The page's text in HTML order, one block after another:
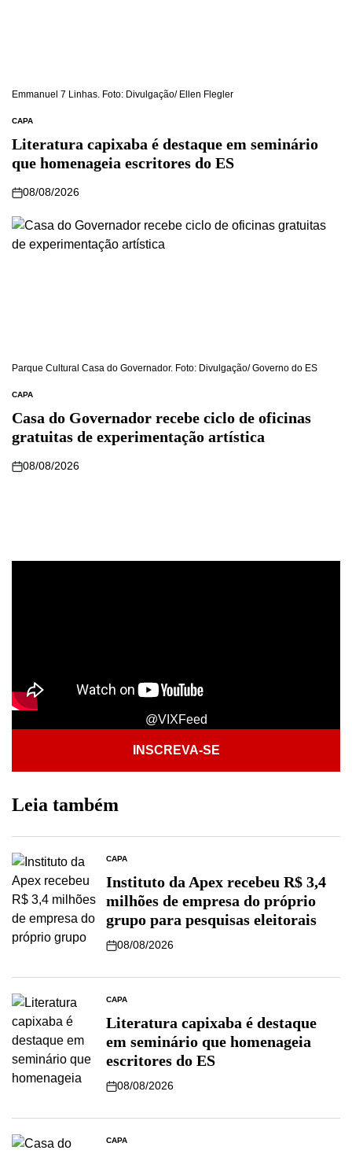
Emmanuel 7 Linhas. Foto: Divulgação/ Ellen Flegler
CAPA
Literatura capixaba é destaque em seminário
que homenageia escritores do ES
08/08/2026
Parque Cultural Casa do Governador. Foto: Divulgação/ Governo do ES
CAPA
Casa do Governador recebe ciclo de oficinas
gratuitas de experimentação artística
08/08/2026
@VIXFeed
INSCREVA-SE
Leia também
CAPA
Instituto da Apex recebeu R$ 3,4
milhões de empresa do próprio
grupo para pesquisas eleitorais
08/08/2026
CAPA
Literatura capixaba é destaque
em seminário que homenageia
escritores do ES
08/08/2026
CAPA